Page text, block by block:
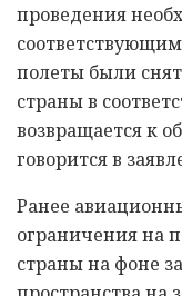
проведения
полеты были
страны в
возвращается к
говорится в
Ранее
ограничения на
страны на фоне